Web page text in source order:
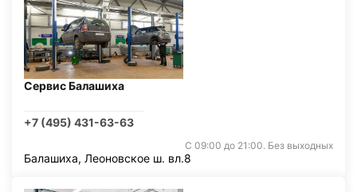
Сервис Балашиха
+7 (495) 431-63-63
С 09:00 до 21:00. Без выходных
Балашиха, Леоновское ш. вл.8